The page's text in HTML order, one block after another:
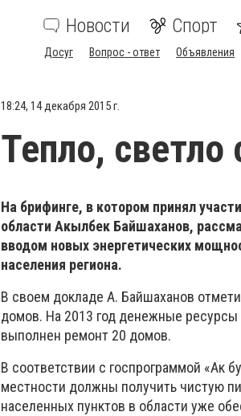
Новости Спорт
Досуг Вопрос - ответ Объявления
18:24, 14 декабря 2015 г.
Тепло, светло
На брифинге, в котором принял
области Акылбек Байшаханов,
вводом новых энергетических
населения региона.
В своем докладе А. Байшаханов
домов. На 2013 год денежные
выполнен ремонт 20 домов.
В соответствии с госпрограммой «Ак
местности должны получить чистую
населенных пунктов в области уже